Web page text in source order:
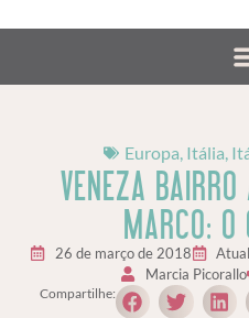
Europa Itália
VENEZA
MARCO: O
26 de março de 2018
Marcia Picorallo
Compartilhe: